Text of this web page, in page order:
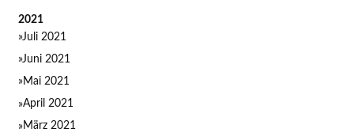
2021
Juli 2021
Juni 2021
Mai 2021
April 2021
März 2021